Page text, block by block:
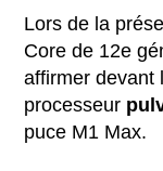
Lors de la
Core de 12e
affirmer devant
processeur
puce M1 Max.